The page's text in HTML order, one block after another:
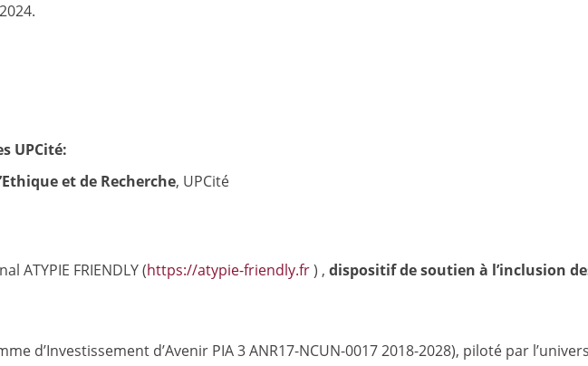
UPCité:
et de Recherche, UPCité
ATYPIE FRIENDLY (https://atypie-friendly.fr) , dispositif de soutien à l’inclusion
d’Investissement d’Avenir PIA 3 ANR17-NCUN-0017 2018-2028), piloté par